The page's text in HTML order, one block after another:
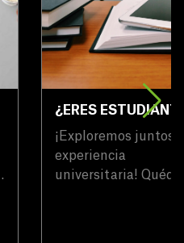
¿ERES
¡Exploremos juntos
experiencia
universitaria!